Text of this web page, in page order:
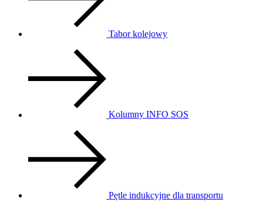
Tabor kolejowy
Kolumny INFO SOS
Pętle indukcyjne dla transportu